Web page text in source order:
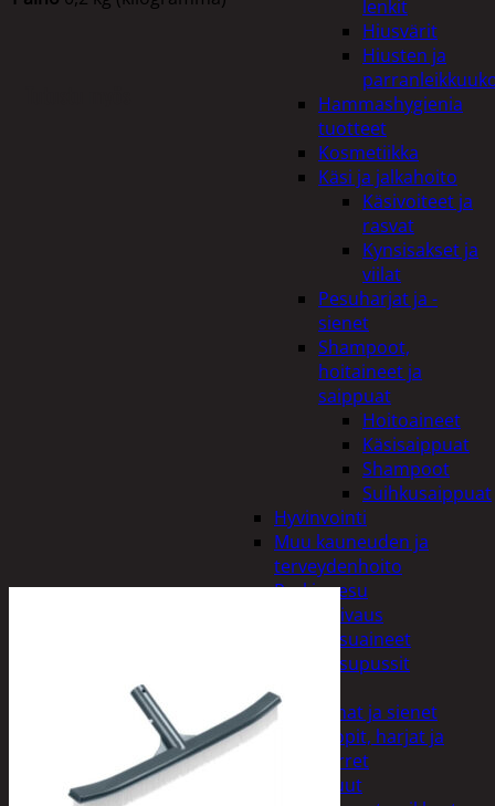
lenkit
Hiusvärit
Hiusten ja
Hammashygienia
tuotteet
Kosmetiikka
Käsi ja jalkahoito
Käsivoiteet ja
rasvat
Kynsisakset ja
viilat
Pesuharjat ja -
sienet
Shampoot,
hoitaineet ja
saippuat
Hoitoaineet
Käsisaippuat
Shampoot
Suihkusaippuat
Hyvinvointi
Muu kauneuden ja
terveydenhoito
Pyykinpesu
Kuivaus
Pesuaineet
Pesupussit
Siivous
Liinat ja sienet
Mopit, harjat ja
varret
Muut